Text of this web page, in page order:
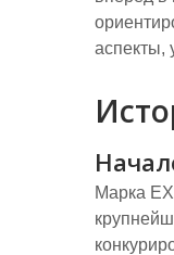
аспекты,
Марка